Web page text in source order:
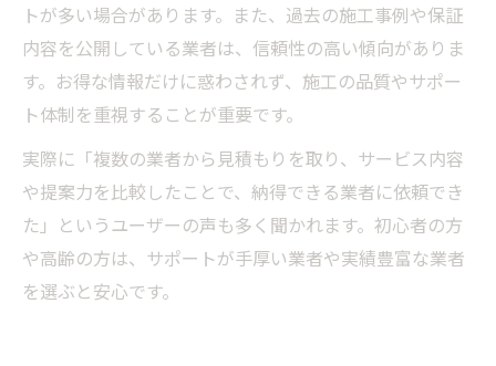
トが多い場合があります。また、過去の施工事例や保証
内容を公開している業者は、信頼性の高い傾向がありま
す。お得な情報だけに惑わされず、施工の品質やサポー
ト体制を重視することが重要です。
実際に「複数の業者から見積もりを取り、サービス内容
や提案力を比較したことで、納得できる業者に依頼でき
た」というユーザーの声も多く聞かれます。初心者の方
や高齢の方は、サポートが手厚い業者や実績豊富な業者
を選ぶと安心です。